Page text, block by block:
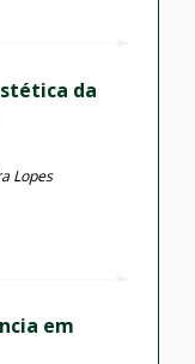
da
Lopes
em